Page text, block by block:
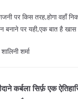
पर किस तरह,होगा वहाँ
बनाने पर यही,एक बात है
शर्मा
कर्बला सिर्फ़ एक